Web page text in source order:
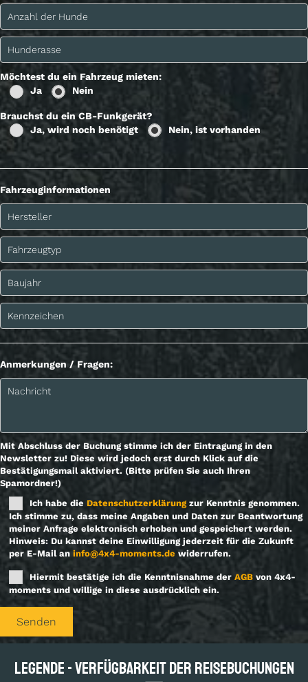
Möchtest du ein Fahrzeug mieten:
Ja
Nein
Brauchst du ein CB-Funkgerät?
Ja, wird noch benötigt
Nein, ist vorhanden
Fahrzeuginformationen
Anmerkungen / Fragen:
Mit Abschluss der Buchung stimme ich der Eintragung in den
Newsletter zu! Diese wird jedoch erst durch Klick auf die
Bestätigungsmail aktiviert. (Bitte prüfen Sie auch Ihren
Spamordner!)
Ich habe die Datenschutzerklärungzur Kenntnis genommen.
Ich stimme zu, dass meine Angaben und Daten zur Beantwortung
meiner Anfrage elektronisch erhoben und gespeichert werden.
Hinweis: Du kannst deine Einwilligung jederzeit für die Zukunft
per E-Mail an info@4x4-moments.de widerrufen.
Hiermit bestätige ich die Kenntnisnahme der AGB von 4x4-
moments und willige in diese ausdrücklich ein.
Bitte lasse dieses Feld leer.
Legende - Verfügbarkeit der Reisebuchungen